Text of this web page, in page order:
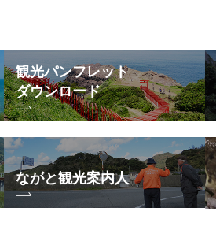
観光パンフレット
ダウンロード
ながと観光案内人